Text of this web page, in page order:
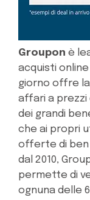
Groupon è
acquisti
giorno offre
affari a prezzi
dei grandi
che ai propri
offerte di ben
dal 2010,
permette di
ognuna delle